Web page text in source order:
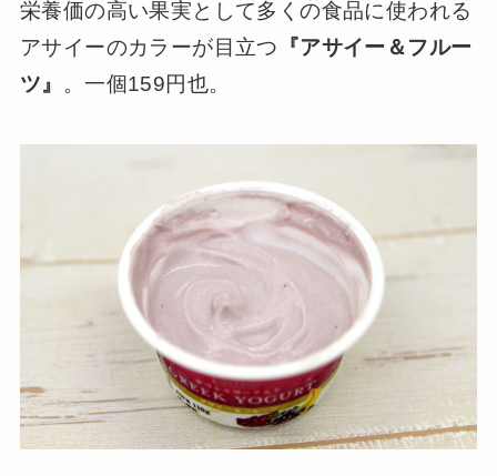
栄養価の高い果実として多くの食品に使われる
アサイーのカラーが目立つ 『アサイー＆フルー
ツ』
。一個159円也。